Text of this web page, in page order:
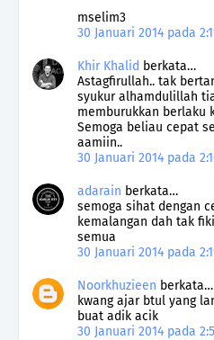
mselim3
30 Januari 2014 pada
Khir Khalid berkata…
Astagfirullah.. tak
syukur alhamdulillah
memburukkan berlaku
Semoga beliau cepat
aamiin..
30 Januari 2014 pada
adarain berkata…
semoga sihat dengan
kemalangan dah tak
semua
30 Januari 2014 pada
Noorkhuzieen berkata…
kwang ajar btul yang
buat adik acik
30 Januari 2014 pada